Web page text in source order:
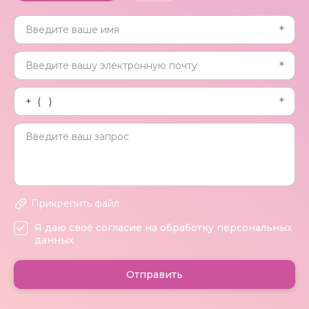
Прикрепить файл
Я даю своё согласие на обработку персональных
данных
Отправить